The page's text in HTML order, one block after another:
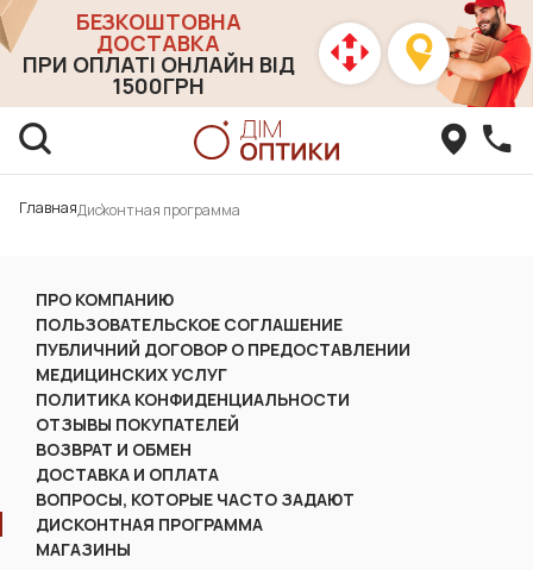
БЕЗКОШТОВНА
ДОСТАВКА
ПРИ ОПЛАТІ ОНЛАЙН ВІД
1500ГРН
ГлавнаяДисконтная программа
ПРО КОМПАНИЮ
ПОЛЬЗОВАТЕЛЬСКОЕ СОГЛАШЕНИЕ
ПУБЛИЧНИЙ ДОГОВОР О ПРЕДОСТАВЛЕНИИ
МЕДИЦИНСКИХ УСЛУГ
ПОЛИТИКА КОНФИДЕНЦИАЛЬНОСТИ
ОТЗЫВЫ ПОКУПАТЕЛЕЙ
ВОЗВРАТ И ОБМЕН
ДОСТАВКА И ОПЛАТА
ВОПРОСЫ, КОТОРЫЕ ЧАСТО ЗАДАЮТ
ДИСКОНТНАЯ ПРОГРАММА
МАГАЗИНЫ